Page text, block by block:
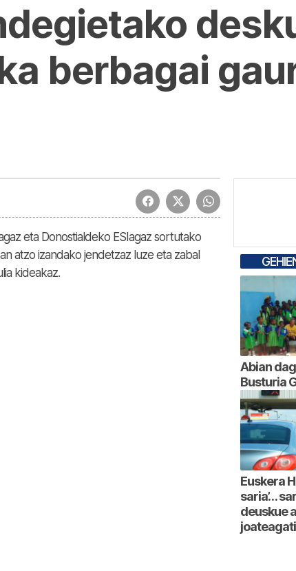
berbagai
saioko tertulian | Goizeko Izarretan
eta Donostialdeko ESIagaz sortutako
atzo izandako jendetzaz luze eta zabal
kideakaz.
Abian
Busturia
Euskera
saria’…
deuskue